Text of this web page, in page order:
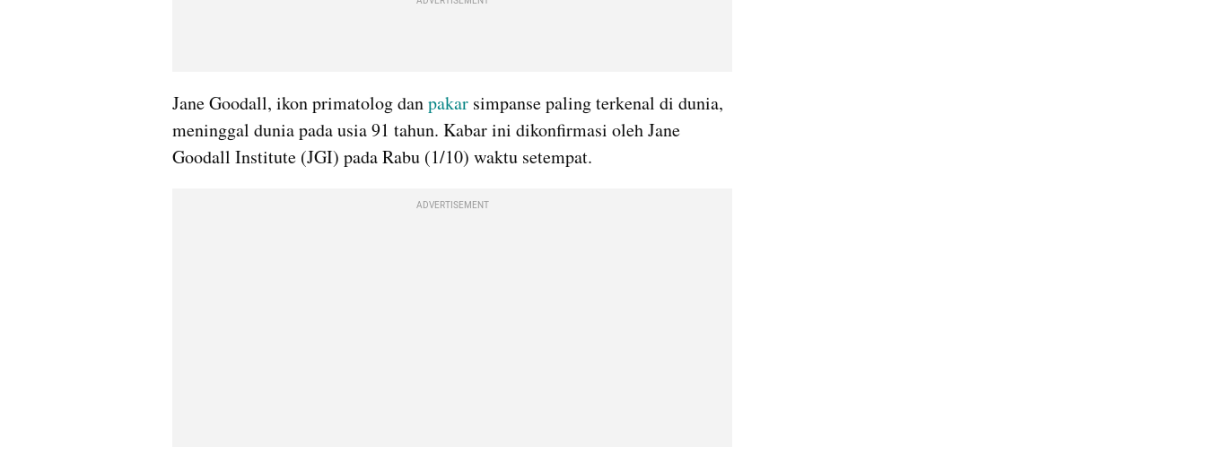
Jane Goodall, ikon primatolog dan pakar simpanse paling terkenal di dunia,
meninggal dunia pada usia 91 tahun. Kabar ini dikonfirmasi oleh Jane
Goodall Institute (JGI) pada Rabu (1/10) waktu setempat.
ADVERTISEMENT